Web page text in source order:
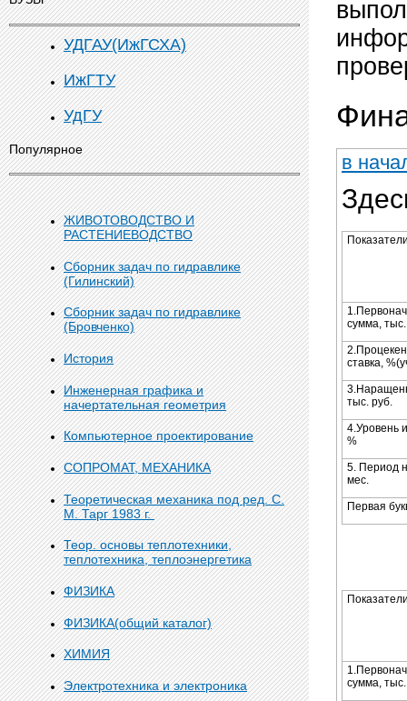
УДГАУ(ИжГСХА)
ИжГТУ
УдГУ
Популярное
ЖИВОТОВОДСТВО И
РАСТЕНИЕВОДСТВО
Сборник задач по гидравлике
(Гилинский)
Сборник задач по гидравлике
(Бровченко)
История
Инженерная графика и
начертательная геометрия
Компьютерное проектирование
СОПРОМАТ, МЕХАНИКА
Теоретическая механика под ред. С.
М. Тарг 1983 г.
Теор. основы теплотехники,
теплотехника, теплоэнергетика
ФИЗИКА
ФИЗИКА(общий каталог)
ХИМИЯ
Электротехника и электроника
в
сумма,
ставка,
тыс. руб.
4.Уровень
%
5. Период
мес.
Первая
сумма,